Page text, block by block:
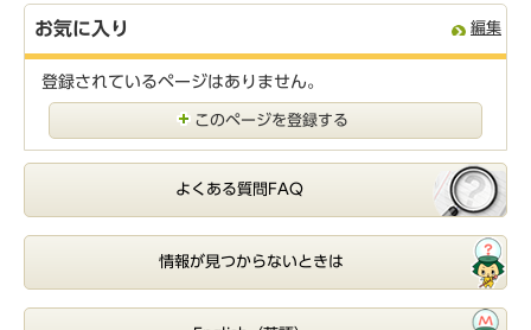
お気に入り 編集
登録されているページはありません。
このページを登録する
よくある質問FAQ
情報が見つからないときは